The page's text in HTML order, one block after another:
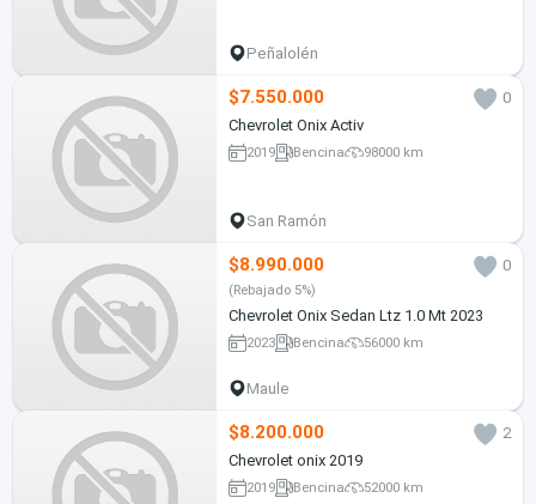
Peñalolén
$7.550.000
0
Chevrolet Onix Activ
2019 Bencina 98000 km
San Ramón
$8.990.000 0
(Rebajado 5%)
Chevrolet Onix Sedan Ltz 1.0 Mt 2023
2023 Bencina 56000 km
Maule
$8.200.000
2
Chevrolet onix 2019
2019 Bencina 52000 km